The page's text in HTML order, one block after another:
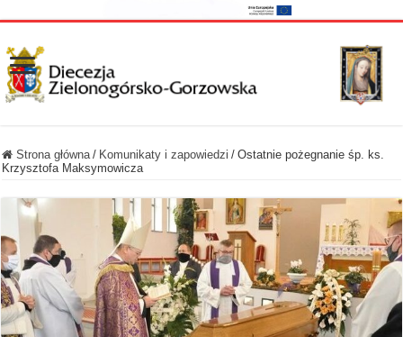
Strona główna / Komunikaty i zapowiedzi / Ostatnie pożegnanie śp. ks.
Krzysztofa Maksymowicza